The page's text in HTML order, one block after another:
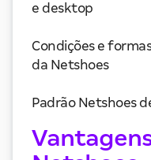
e desktop
Condições e
da Netshoes
Padrão Netshoes